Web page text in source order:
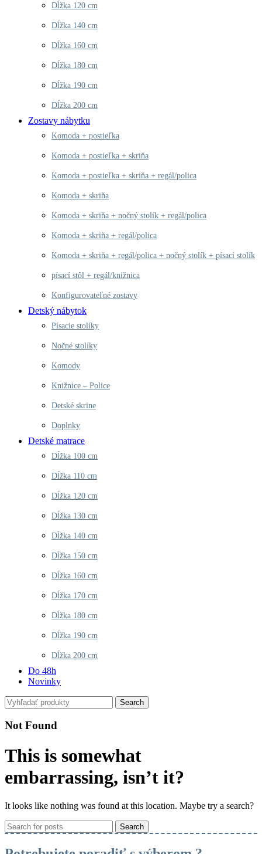
Dĺžka 120 cm
Dĺžka 140 cm
Dĺžka 160 cm
Dĺžka 180 cm
Dĺžka 190 cm
Dĺžka 200 cm
Zostavy nábytku
Komoda + postieľka
Komoda + postieľka + skriňa
Komoda + postieľka + skriňa + regál/polica
Komoda + skriňa
Komoda + skriňa + nočný stolík + regál/polica
Komoda + skriňa + regál/polica
Komoda + skriňa + regál/polica + nočný stolík + písací stolík
písací stôl + regál/knižnica
Konfigurovateľné zostavy
Detský nábytok
Písacie stolíky
Nočné stolíky
Komody
Knižnice – Police
Detské skrine
Doplnky
Detské matrace
Dĺžka 100 cm
Dĺžka 110 cm
Dĺžka 120 cm
Dĺžka 130 cm
Dĺžka 140 cm
Dĺžka 150 cm
Dĺžka 160 cm
Dĺžka 170 cm
Dĺžka 180 cm
Dĺžka 190 cm
Dĺžka 200 cm
Do 48h
Novinky
Search
Not Found
This is somewhat
embarrassing, isn’t it?
It looks like nothing was found at this location. Maybe try a search?
Search